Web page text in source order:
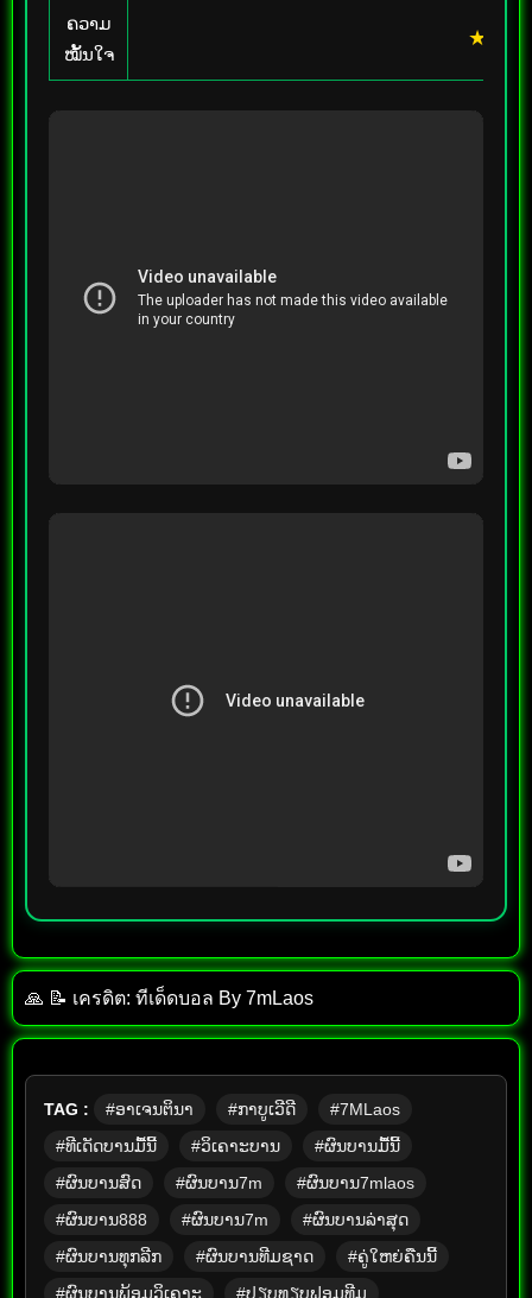
ຄວາມ
ໝັ້ນໃຈ
🙏 📝 เครดิต: ทีเด็ด​บอล​ By​ 7mLaos
TAG : #ອາເຈນຕິນາ #ກາບູເວີດີ
#7MLaos
#ທີເດັດບານມື້ນີ້
#ວິເຄາະບານ
#ຜົນບານມື້ນີ້
#ຜົນບານສົດ
#ຜົນບານ7m
#ຜົນບານ7mlaos
#ຜົນບານ888
#ຜົນບານ7m
#ຜົນບານລ່າສຸດ
#ຜົນບານທຸກລີກ
#ຜົນບານທີມຊາດ
#ຄູ່ໃຫຍ່ຄືນນີ້
#ຜົນບານພ້ອມວິເຄາະ
#ປຽບທຽບຟອມທີມ